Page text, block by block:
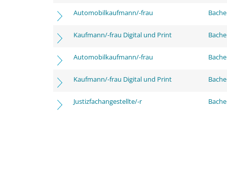
Automobilkaufmann/-frau
Kaufmann/-frau Digital und Print
Automobilkaufmann/-frau
Kaufmann/-frau Digital und Print
Justizfachangestellte/-r